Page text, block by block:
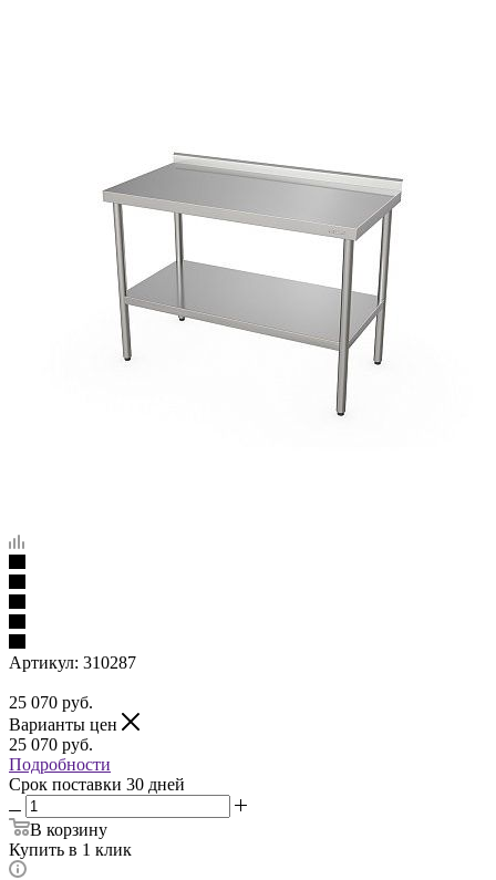
Артикул: 310287
25 070 руб.
Варианты цен
25 070 руб.
Подробности
Срок поставки 30 дней
В корзину
Купить в 1 клик